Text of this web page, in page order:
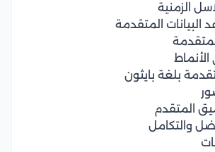
الزمنية
البيانات المتقدمة
الأنماط
بلغة بايثون
المتقدم
والتكامل